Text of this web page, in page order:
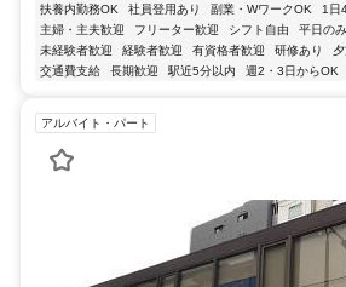
扶養内勤務OK 社員登用あり 副業・WワークOK
1日
主婦・主夫歓迎
フリーター歓迎 シフト自由 平日の
未経験者歓迎
経験者歓迎 有資格者歓迎 研修あり
交通費支給
長期歓迎 駅近5分以内 週2・3日からOK
アルバイト・パート